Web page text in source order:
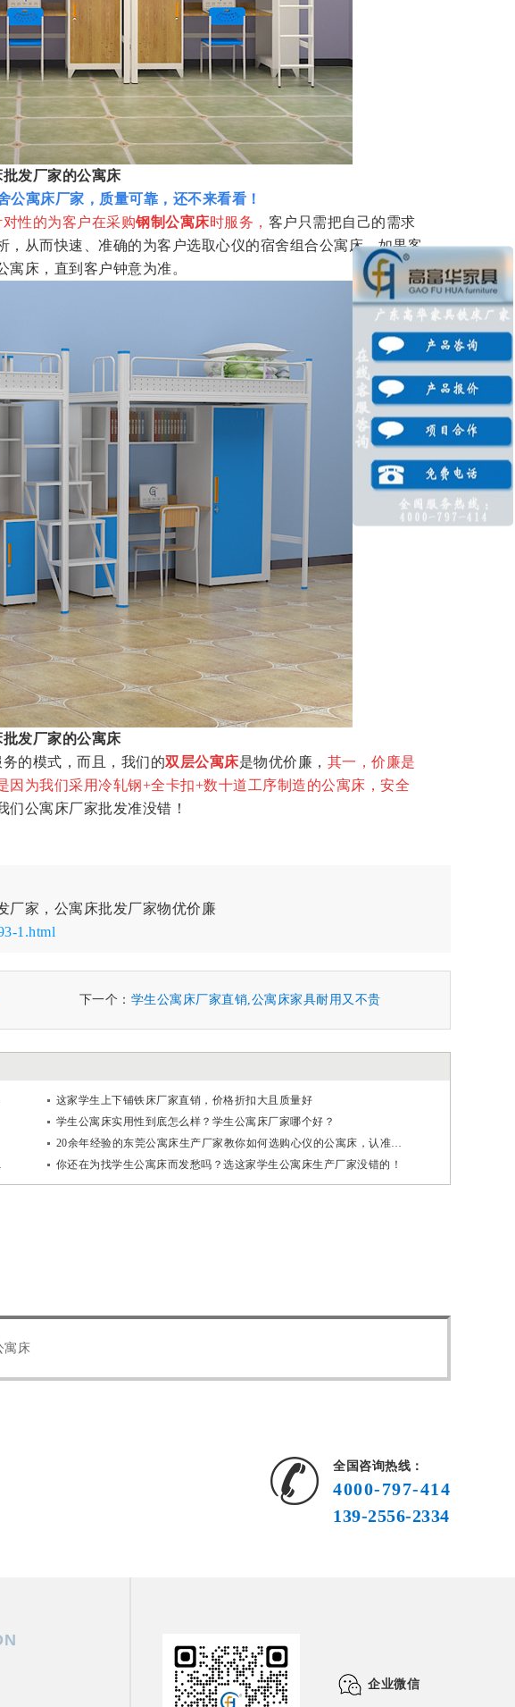
批发厂家的公寓床
公寓床厂家，质量可靠，还不来看看！
性的为客户在采购钢制公寓床时服务， 客户只需把自己的需求
从而快速、准确的为客户选取心仪的宿舍组合公寓床，如果客
寓床，直到客户钟意为准。
批发厂家的公寓床
的模式，而且，我们的双层公寓床是物优价廉， 其一，价廉是
因为我们采用冷轧钢+全卡扣+数十道工序制造的公寓床，安全
们公寓床厂家批发准没错！
厂家，公寓床批发厂家物优价廉
1.html
下一个： 学生公寓床厂家直销,公寓床家具耐用又不贵
这家学生上下铺铁床厂家直销，价格折扣大且质量好
学生公寓床实用性到底怎么样？学生公寓床厂家哪个好？
20余年经验的东莞公寓床生产厂家教你如何选购心仪的公寓床，认准这几点！
保证！
你还在为找学生公寓床而发愁吗？选这家学生公寓床生产厂家没错的！
寓床
全国咨询热线：
4000-797-414
139-2556-2334
企业微信